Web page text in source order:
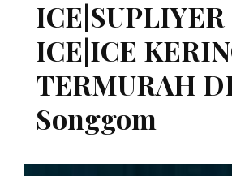
ICE|ICE
TERMURAH
Songgom